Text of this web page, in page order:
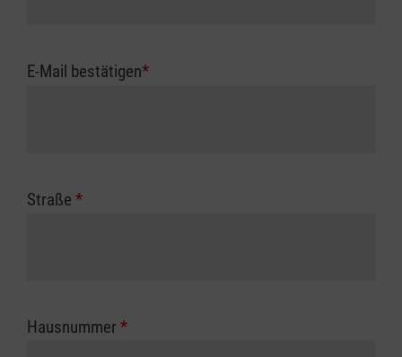
E-Mail bestätigen*
Straße *
Hausnummer *